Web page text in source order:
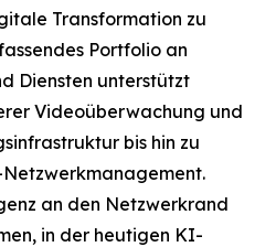
Transformation zu
Portfolio an
Diensten unterstützt
Videoüberwachung und
bis hin zu
an den Netzwerkrand
in der heutigen KI-